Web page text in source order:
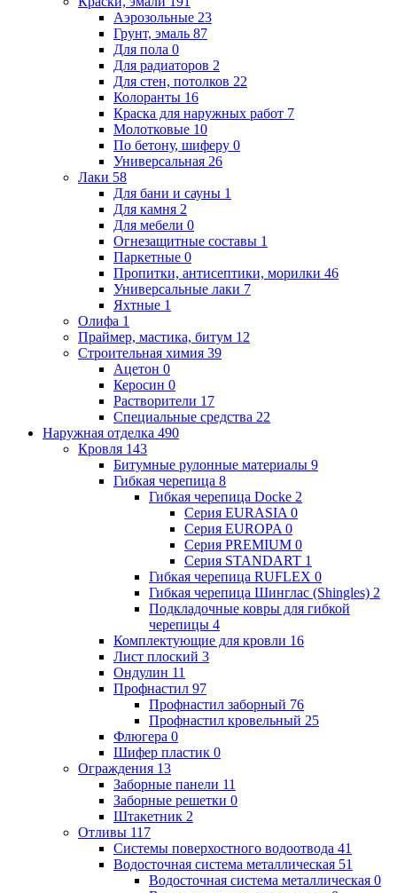
Аэрозольные 23
Грунт, эмаль 87
Для пола 0
Для радиаторов 2
Для стен, потолков 22
Колоранты 16
Краска для наружных работ 7
Молотковые 10
По бетону, шиферу 0
Универсальная 26
Лаки 58
Для бани и сауны 1
Для камня 2
Для мебели 0
Огнезащитные составы 1
Паркетные 0
Пропитки, антисептики, морилки 46
Универсальные лаки 7
Яхтные 1
Олифа 1
Праймер, мастика, битум 12
Строительная химия 39
Ацетон 0
Керосин 0
Растворители 17
Специальные средства 22
Наружная отделка 490
Кровля 143
Битумные рулонные материалы 9
Гибкая черепица 8
Гибкая черепица Docke 2
Серия EURASIA 0
Серия EUROPA 0
Серия PREMIUM 0
Серия STANDART 1
Гибкая черепица RUFLEX 0
Гибкая черепица Шинглас (Shingles) 2
Подкладочные ковры для гибкой
черепицы 4
Комплектующие для кровли 16
Лист плоский 3
Ондулин 11
Профнастил 97
Профнастил заборный 76
Профнастил кровельный 25
Флюгера 0
Шифер пластик 0
Ограждения 13
Заборные панели 11
Заборные решетки 0
Штакетник 2
Отливы 117
Системы поверхостного водоотвода 41
Водосточная система металлическая 51
Водосточная система металлическая 0